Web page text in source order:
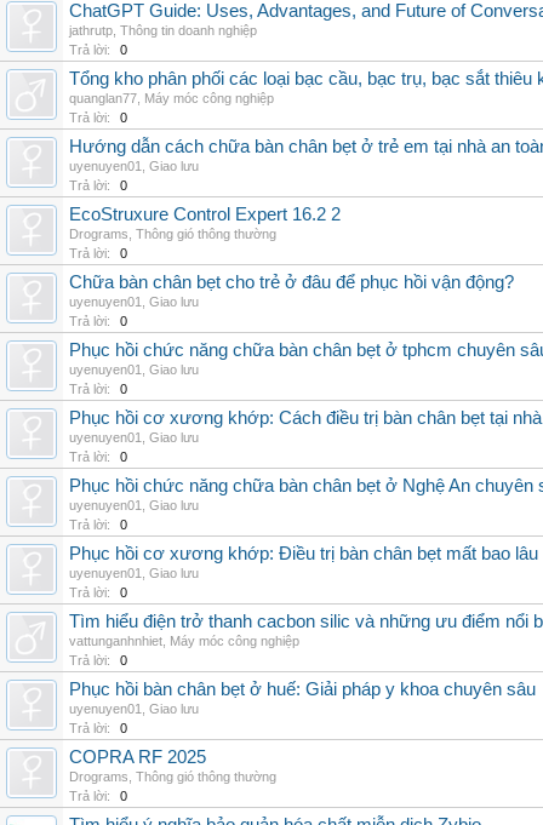
ChatGPT Guide: Uses, Advantages, and Future of
jathrutp Thông tin doanh nghiệp
Trả lời:
0
Tổng kho phân phối các loại bạc cầu, bạc trụ, bạc sắt thiêu
quanglan77 Máy móc công nghiệp
Trả lời:
0
Hướng dẫn cách chữa bàn chân bẹt ở trẻ em tại nhà an
uyenuyen01
Giao lưu
Trả lời:
0
EcoStruxure Control Expert 16.2 2
Drograms Thông gió thông thường
Trả lời:
0
Chữa bàn chân bẹt cho trẻ ở đâu để phục hồi vận động?
uyenuyen01
Giao lưu
Trả lời:
0
Phục hồi chức năng chữa bàn chân bẹt ở tphcm chuyên
uyenuyen01
Giao lưu
Trả lời:
0
Phục hồi cơ xương khớp: Cách điều trị bàn chân bẹt tại
uyenuyen01
Giao lưu
Trả lời:
0
Phục hồi chức năng chữa bàn chân bẹt ở Nghệ An chuyên
uyenuyen01
Giao lưu
Trả lời:
0
Phục hồi cơ xương khớp: Điều trị bàn chân bẹt mất bao lâu
uyenuyen01
Giao lưu
Trả lời:
0
Tìm hiểu điện trở thanh cacbon silic và những ưu điểm nổi
vattunganhnhiet Máy móc công nghiệp
Trả lời:
0
Phục hồi bàn chân bẹt ở huế: Giải pháp y khoa chuyên sâu
uyenuyen01
Giao lưu
Trả lời:
0
COPRA RF 2025
Drograms Thông gió thông thường
Trả lời:
0